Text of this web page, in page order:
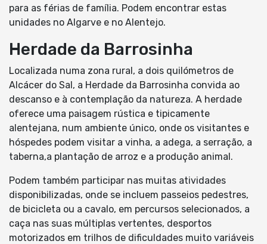
para as férias de família. Podem encontrar estas
unidades no Algarve e no Alentejo.
Herdade da Barrosinha
Localizada numa zona rural, a dois quilómetros de
Alcácer do Sal, a Herdade da Barrosinha convida ao
descanso e à contemplação da natureza. A herdade
oferece uma paisagem rústica e tipicamente
alentejana, num ambiente único, onde os visitantes e
hóspedes podem visitar a vinha, a adega, a serração, a
taberna,a plantação de arroz e a produção animal.
Podem também participar nas muitas atividades
disponibilizadas, onde se incluem passeios pedestres,
de bicicleta ou a cavalo, em percursos selecionados, a
caça nas suas múltiplas vertentes, desportos
motorizados em trilhos de dificuldades muito variáveis